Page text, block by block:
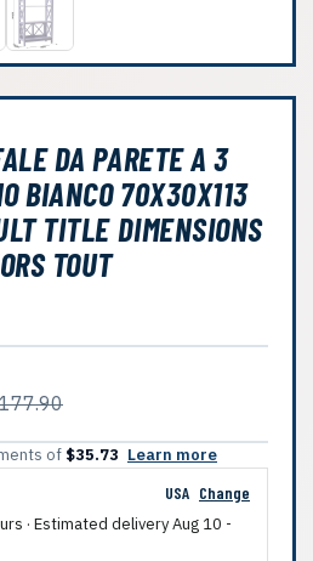
DA PARETE A 3
BIANCO 70X30X113
TITLE DIMENSIONS
TOUT
of $35.73 Learn more
USA Change
· Estimated deliveryAug 10 -